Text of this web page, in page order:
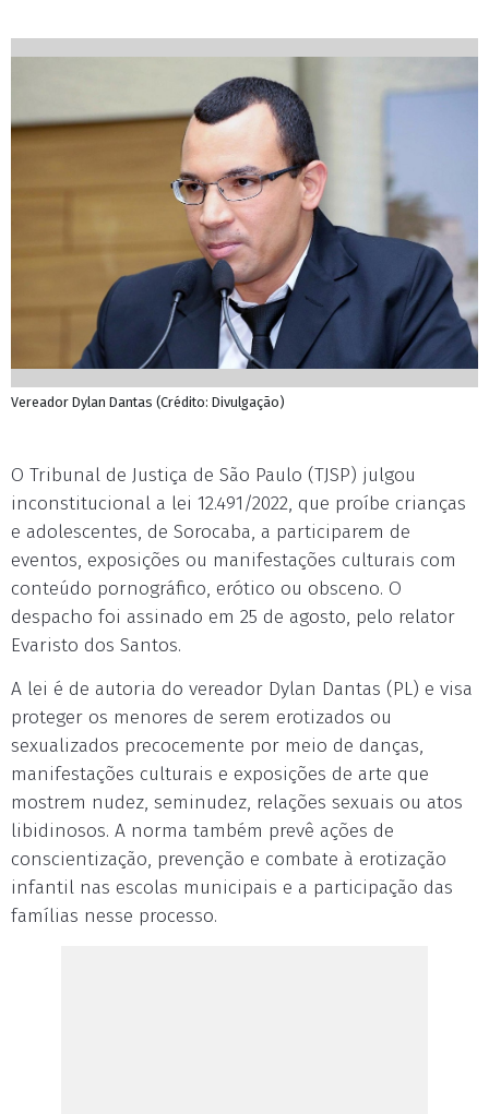
Vereador Dylan Dantas (Crédito: Divulgação)
O Tribunal de Justiça de São Paulo (TJSP) julgou
inconstitucional a lei 12.491/2022, que proíbe crianças
e adolescentes, de Sorocaba, a participarem de
eventos, exposições ou manifestações culturais com
conteúdo pornográfico, erótico ou obsceno. O
despacho foi assinado em 25 de agosto, pelo relator
Evaristo dos Santos.
A lei é de autoria do vereador Dylan Dantas (PL) e visa
proteger os menores de serem erotizados ou
sexualizados precocemente por meio de danças,
manifestações culturais e exposições de arte que
mostrem nudez, seminudez, relações sexuais ou atos
libidinosos. A norma também prevê ações de
conscientização, prevenção e combate à erotização
infantil nas escolas municipais e a participação das
famílias nesse processo.